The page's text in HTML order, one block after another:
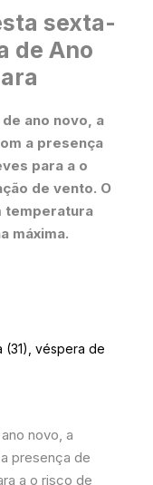
sexta-
de Ano
ano novo, a
a presença
para a o
de vento. O
temperatura
máxima.
novo, a
presença de
a o risco de